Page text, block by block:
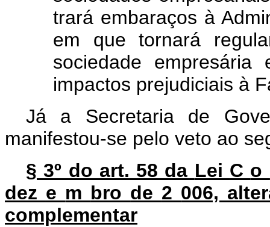
trará embaraços à
em que tornará
sociedade
impactos prejudiciais à
Já a Secretaria de
manifestou-se pelo veto ao
§ 3º do art. 58 da Lei C o
dez e m bro de 2 006,
complementar